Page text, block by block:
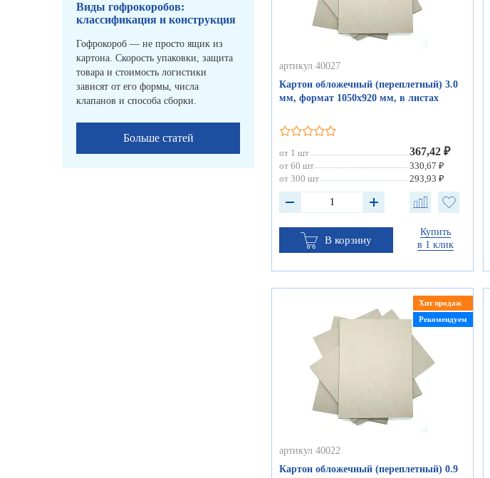
Виды гофрокоробов:
классификация и конструкция
Гофрокороб — не просто ящик из
картона. Скорость упаковки, защита
товара и стоимость логистики
зависят от его формы, числа
клапанов и способа сборки.
Больше статей
артикул 40027
Картон обложечный (переплетный) 3.0
мм, формат 1050х920 мм, в листах
от 1 шт 367,42 ₽
от 60 шт
330,67 ₽
от 300 шт
293,93 ₽
В корзину
Купить
в 1 клик
Хит продаж
Рекомендуем
артикул 40022
Картон обложечный (переплетный) 0.9